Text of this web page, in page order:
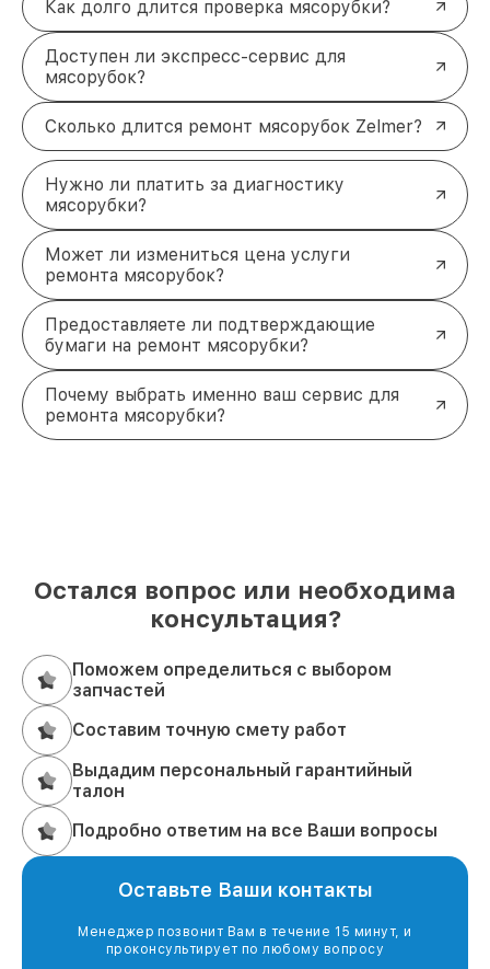
доступным ценам, гарантируя надежность и
долговечность результата. Свяжитесь с нами по
телефону +7 (383) 202-18-57 или приходите по
адресу ул. Фрунзе, 238, корп. 4.
Как долго длится проверка мясорубки?
Доступен ли экспресс-сервис для
мясорубок?
Сколько длится ремонт мясорубок Zelmer?
Нужно ли платить за диагностику
мясорубки?
Может ли измениться цена услуги
ремонта мясорубок?
Предоставляете ли подтверждающие
бумаги на ремонт мясорубки?
Почему выбрать именно ваш сервис для
ремонта мясорубки?
Остался вопрос или необходима
консультация?
Поможем определиться с выбором
запчастей
Составим точную смету работ
Выдадим персональный гарантийный
талон
Подробно ответим на все Ваши вопросы
Оставьте Ваши контакты
Менеджер позвонит Вам в течение 15 минут, и
проконсультирует по любому вопросу